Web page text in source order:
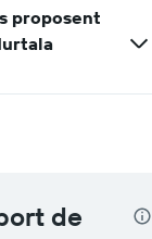
proposent
de